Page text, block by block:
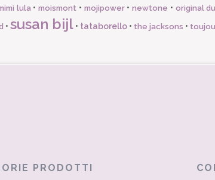
lula •moismont • mojipower•newtone • original
• susan bijl • tataborello • the jacksons •
PRODOTTI